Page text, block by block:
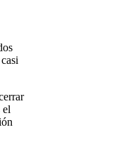
el